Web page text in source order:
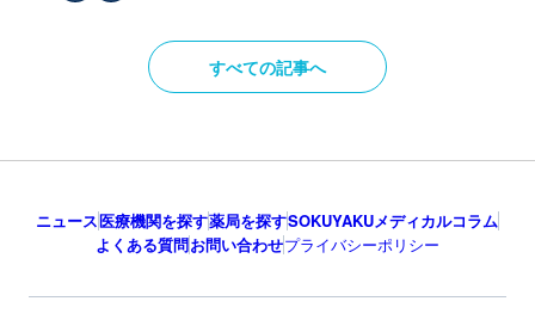
すべての記事へ
ニュース医療機関を探す薬局を探すSOKUYAKUメディカルコラム
よくある質問お問い合わせプライバシーポリシー